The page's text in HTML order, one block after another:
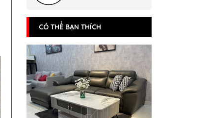
CÓ THỂ BẠN THÍCH